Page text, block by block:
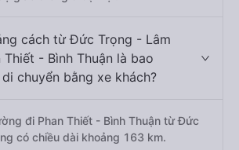
cách từ Đức Trọng - Lâm
- Bình Thuận là bao
chuyển bằng xe khách?
đi Phan Thiết - Bình Thuận từ Đức
có chiều dài khoảng 163 km.